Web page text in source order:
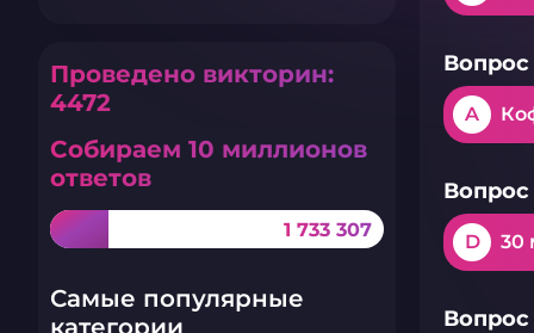
Проведено викторин:
4472
Собираем 10 миллионов
ответов
1 733 307
Самые популярные
категории
Вопрос
A
Вопрос
D 30
Вопрос